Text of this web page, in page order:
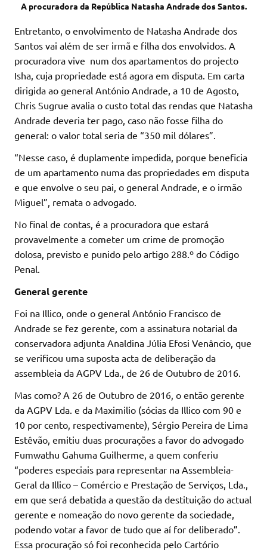
A procuradora da República Natasha Andrade dos Santos.
Entretanto, o envolvimento de Natasha Andrade dos
Santos vai além de ser irmã e filha dos envolvidos. A
procuradora vive num dos apartamentos do projecto
Isha, cuja propriedade está agora em disputa. Em carta
dirigida ao general António Andrade, a 10 de Agosto,
Chris Sugrue avalia o custo total das rendas que Natasha
Andrade deveria ter pago, caso não fosse filha do
general: o valor total seria de “350 mil dólares”.
“Nesse caso, é duplamente impedida, porque beneficia
de um apartamento numa das propriedades em disputa
e que envolve o seu pai, o general Andrade, e o irmão
Miguel”, remata o advogado.
No final de contas, é a procuradora que estará
provavelmente a cometer um crime de promoção
dolosa, previsto e punido pelo artigo 288.º do Código
Penal.
General gerente
Foi na Illico, onde o general António Francisco de
Andrade se fez gerente, com a assinatura notarial da
conservadora adjunta Analdina Júlia Efosi Venâncio, que
se verificou uma suposta acta de deliberação da
assembleia da AGPV Lda., de 26 de Outubro de 2016.
Mas como? A 26 de Outubro de 2016, o então gerente
da AGPV Lda. e da Maximilio (sócias da Illico com 90 e
10 por cento, respectivamente), Sérgio Pereira de Lima
Estêvão, emitiu duas procurações a favor do advogado
Fumwathu Gahuma Guilherme, a quem conferiu
“poderes especiais para representar na Assembleia-
Geral da Illico – Comércio e Prestação de Serviços, Lda.,
em que será debatida a questão da destituição do actual
gerente e nomeação do novo gerente da sociedade,
podendo votar a favor de tudo que aí for deliberado”.
Essa procuração só foi reconhecida pelo Cartório